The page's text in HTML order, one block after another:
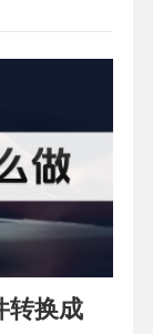
转换成